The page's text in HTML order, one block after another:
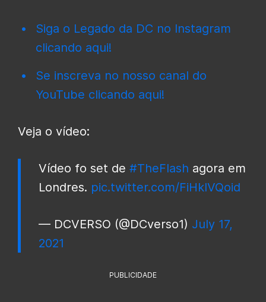
Siga o Legado da DC no Instagram
clicando aqui!
Se inscreva no nosso canal do
YouTube clicando aqui!
Veja o vídeo:
Vídeo fo set de #TheFlash agora em
Londres. pic.twitter.com/FiHkIVQoid
— DCVERSO (@DCverso1) July 17,
2021
PUBLICIDADE